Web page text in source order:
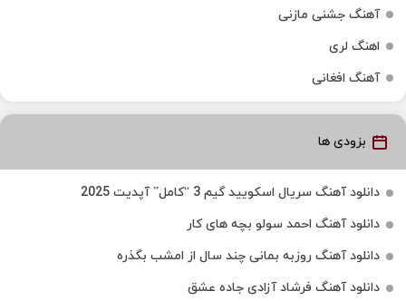
آهنگ جشنی مازنی
اهنگ لری
آهنگ افغانی
بزودی ها
دانلود آهنگ سریال اسکویید گیم 3 “کامل” آپدیت 2025
دانلود آهنگ احمد سولو بچه های کار
دانلود آهنگ روزبه بمانی چند سال از امشب بگذره
دانلود آهنگ فرشاد آزادی جاده عشق